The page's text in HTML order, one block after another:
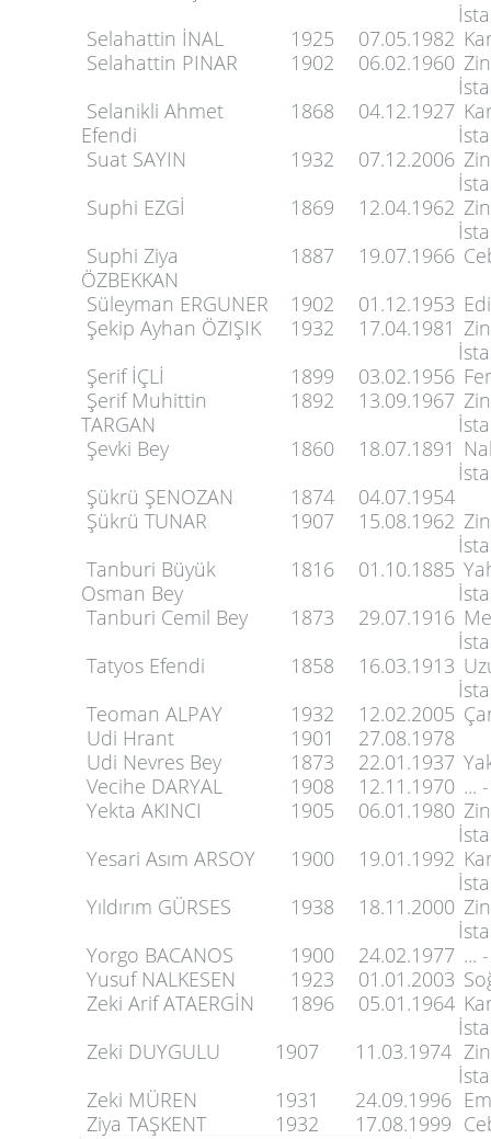
Selahattin İNAL
1925 07.05.1982
Selahattin PINAR
1902 06.02.1960
Selanikli Ahmet
Efendi
1868 04.12.1927
Suat SAYIN
1932 07.12.2006
Suphi EZGİ
1869 12.04.1962
Suphi Ziya
ÖZBEKKAN
1887 19.07.1966
Süleyman ERGUNER
1902 01.12.1953
Şekip Ayhan ÖZIŞIK
1932 17.04.1981
Şerif İÇLİ
1899 03.02.1956
Şerif Muhittin
TARGAN
1892 13.09.1967
Şevki Bey
1860 18.07.1891
Şükrü ŞENOZAN
1874
04.07.1954
Şükrü TUNAR
1907 15.08.1962
Tanburi Büyük
Osman Bey
1816 01.10.1885
Tanburi Cemil Bey
1873 29.07.1916
Tatyos Efendi
1858 16.03.1913
Teoman ALPAY
1932 12.02.2005
Udi Hrant
1901
27.08.1978
Udi Nevres Bey
1873 22.01.1937
Vecihe DARYAL
1908 12.11.1970 ...
Yekta AKINCI
1905 06.01.1980
Yesari Asım ARSOY
1900 19.01.1992
Yıldırım GÜRSES
1938 18.11.2000
Yorgo BACANOS
1900 24.02.1977 ...
Yusuf NALKESEN
1923 01.01.2003
Zeki Arif ATAERGİN
1896 05.01.1964
Zeki DUYGULU
1907 11.03.1974
Zeki MÜREN
1931 24.09.1996
Ziya TAŞKENT
1932 17.08.1999